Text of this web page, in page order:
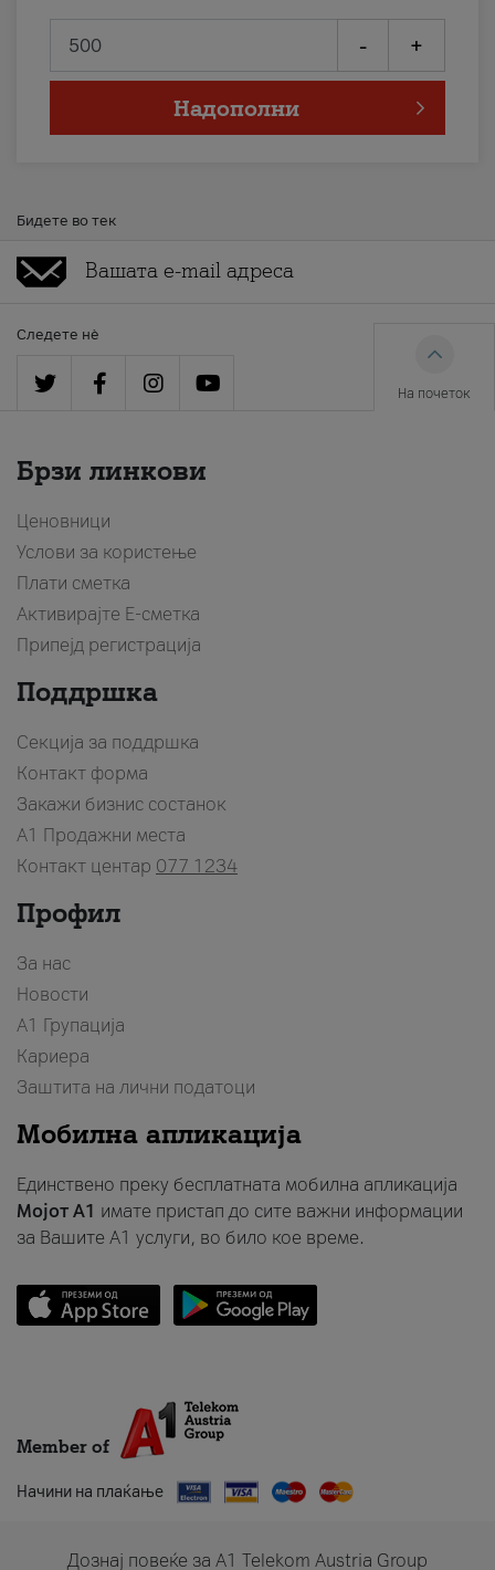
- +
Надополни
Бидете во тек
Следете нè
На почеток
Брзи линкови
Ценовници
Услови за користење
Плати сметка
Активирајте Е-сметка
Припејд регистрација
Поддршка
Секција за поддршка
Контакт форма
Закажи бизнис состанок
A1 Продажни места
Контакт центар 077 1234
Профил
За нас
Новости
А1 Групација
Кариера
Заштита на лични податоци
Мобилна апликација
Единствено преку бесплатната мобилна апликација
Мојот A1 имате пристап до сите важни информации
за Вашите A1 услуги, во било кое време.
Member of
Начини на плаќање
Дознај повеќе за A1 Telekom Austria Group